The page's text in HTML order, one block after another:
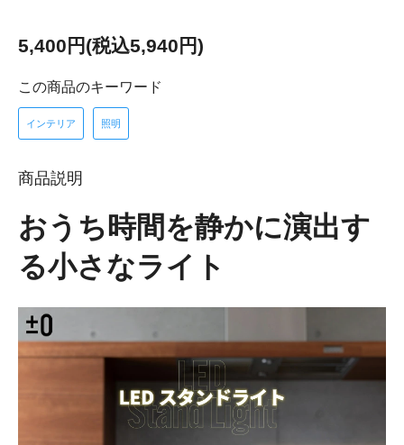
5,400円(税込5,940円)
この商品のキーワード
インテリア 照明
商品説明
おうち時間を静かに演出す
る小さなライト